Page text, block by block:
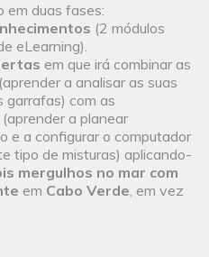
em duas fases:
(2 módulos
eLearning).
em que irá combinar as
(aprender a analisar as suas
garrafas) com as
(aprender a planear
e a configurar o computador
tipo de misturas) aplicando-
mergulhos no mar com
em Cabo Verde, em vez